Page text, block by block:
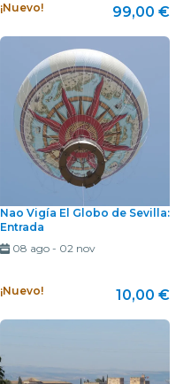
¡Nuevo! 99,00 €
Nao Vigía El Globo de Sevilla:
Entrada
08 ago- 02 nov
¡Nuevo! 10,00 €